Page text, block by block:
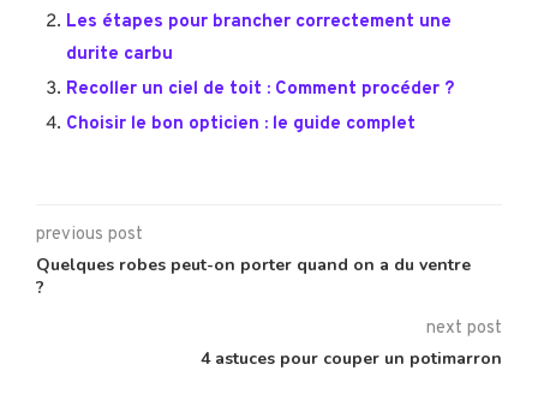
Les étapes pour brancher correctement une
durite carbu
Recoller un ciel de toit : Comment procéder ?
Choisir le bon opticien : le guide complet
previous post
Quelques robes peut-on porter quand on a du ventre
?
next post
4 astuces pour couper un potimarron